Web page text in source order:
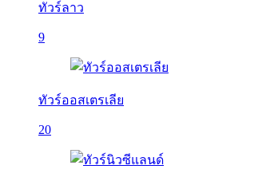
ทัวร์ลาว
9
ทัวร์ออสเตรเลีย
20